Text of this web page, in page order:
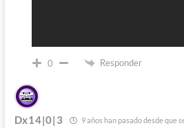
0 Responder
Dx14|0|3 9 años han pasado desde que